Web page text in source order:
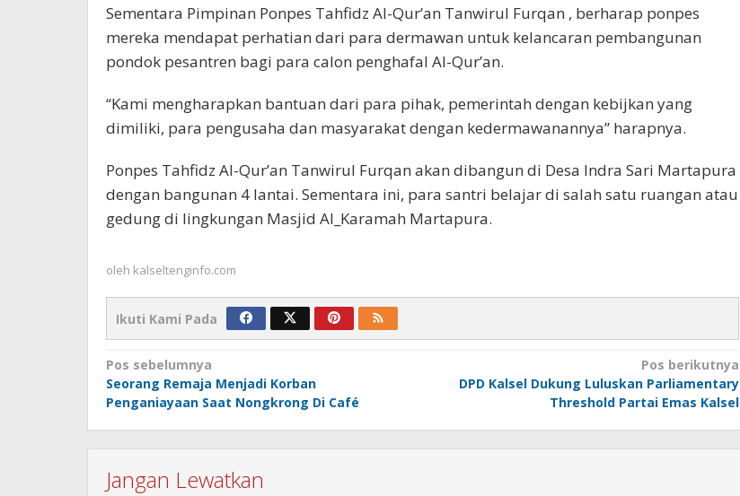
Sementara Pimpinan Ponpes Tahfidz Al-Qur’an Tanwirul Furqan , berharap ponpes
mereka mendapat perhatian dari para dermawan untuk kelancaran pembangunan
pondok pesantren bagi para calon penghafal Al-Qur’an.
“Kami mengharapkan bantuan dari para pihak, pemerintah dengan kebijkan yang
dimiliki, para pengusaha dan masyarakat dengan kedermawanannya” harapnya.
Ponpes Tahfidz Al-Qur’an Tanwirul Furqan akan dibangun di Desa Indra Sari Martapura
dengan bangunan 4 lantai. Sementara ini, para santri belajar di salah satu ruangan atau
gedung di lingkungan Masjid Al_Karamah Martapura.
oleh kalseltenginfo.com
Ikuti Kami Pada
Navigasi
pos
Pos sebelumnya
Seorang Remaja Menjadi Korban
Penganiayaan Saat Nongkrong Di Café
Pos berikutnya
DPD Kalsel Dukung Luluskan Parliamentary
Threshold Partai Emas Kalsel
Jangan Lewatkan